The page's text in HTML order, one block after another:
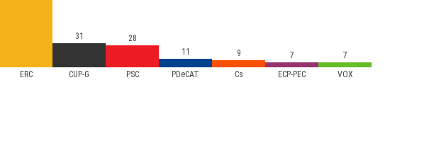
ERC CUP-G PSC PDeCAT Cs ECP-PEC VOX
31
28
11
9 7 7